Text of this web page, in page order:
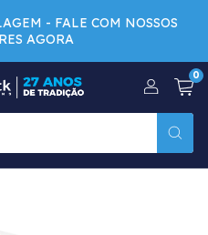
- FALE COM NOSSOS
AGORA
0